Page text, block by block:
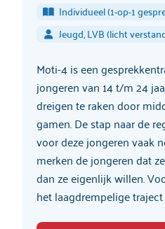
Individueel (1-op-1
Jeugd, LVB (licht
Moti-4 is een
jongeren van 14 t/m 24
dreigen te raken door
gamen. De stap naar de
voor deze jongeren vaak
merken de jongeren dat
dan ze eigenlijk willen.
het laagdrempelige